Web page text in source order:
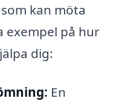
kan möta
exempel på hur
dig:
En